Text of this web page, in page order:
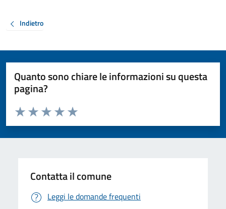
Indietro
Quanto sono chiare le informazioni su questa
pagina?
Valuta da 1 a 5 stelle la pagina
Valuta 5 stelle su 5
Valuta 4 stelle su 5
Valuta 3 stelle su 5
Valuta 2 stelle su 5
Valuta 1 stelle su 5
Contatta il comune
Leggi le domande frequenti